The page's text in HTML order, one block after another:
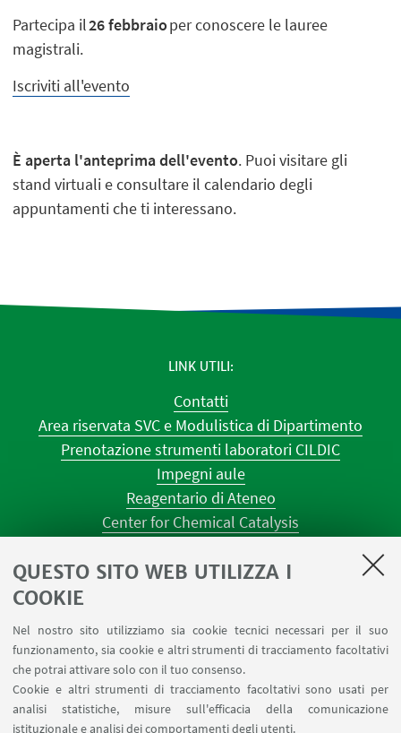
QUESTO SITO WEB UTILIZZA I
COOKIE
Nel nostro sito utilizziamo sia cookie tecnici necessari per il suo
funzionamento, sia cookie e altri strumenti di tracciamento facoltativi
che potrai attivare solo con il tuo consenso.
Cookie e altri strumenti di tracciamento facoltativi sono usati per
analisi statistiche, misure sull'efficacia della comunicazione
istituzionale e analisi dei comportamenti degli utenti.
Partecipa il26 febbraioper conoscere le lauree
magistrali.
Iscriviti all'evento
È aperta l'anteprima dell'evento. Puoi visitare gli
stand virtuali e consultare il calendario degli
appuntamenti che ti interessano.
LINK UTILI
Contatti
Area riservata SVC e Modulistica di Dipartimento
Prenotazione strumenti laboratori CILDIC
Impegni aule
Reagentario di Ateneo
Center for Chemical Catalysis
AULE U.E. 4 NAVILE
Prenotazione NMR Navile
Prenotazione strumenti del Dipartimento CHIMIND
SEGUI IL DIPARTIMENTO SU: